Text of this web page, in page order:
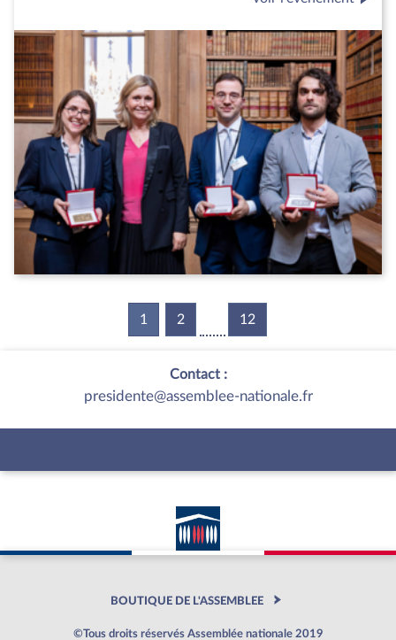
1 (current)
2 12
Contact :
presidente@assemblee-nationale.fr
BOUTIQUE DE L'ASSEMBLEE
©Tous droits réservés Assemblée nationale 2019